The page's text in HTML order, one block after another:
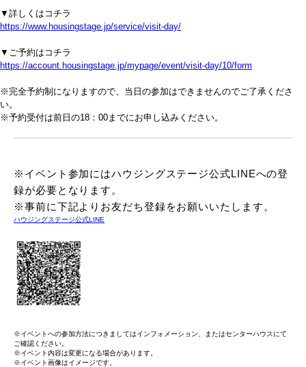
▼詳しくはコチラ
https://www.housingstage.jp/service/visit-day/
▼ご予約はコチラ
https://account.housingstage.jp/mypage/event/visit-day/10/form
※完全予約制になりますので、当日の参加はできませんのでご了承くださ
い。
※予約受付は前日の18：00までにお申し込みください。
※イベント参加にはハウジングステージ公式LINEへの登
録が必要となります。
※事前に下記よりお友だち登録をお願いいたします。
ハウジングステージ公式LINE
※イベントへの参加方法につきましてはインフォメーション、またはセンターハウスにて
ご確認ください。
※イベント内容は変更になる場合があります。
※イベント画像はイメージです。